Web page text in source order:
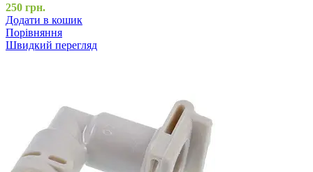
250 грн.
Додати в кошик
Порівняння
Швидкий перегляд